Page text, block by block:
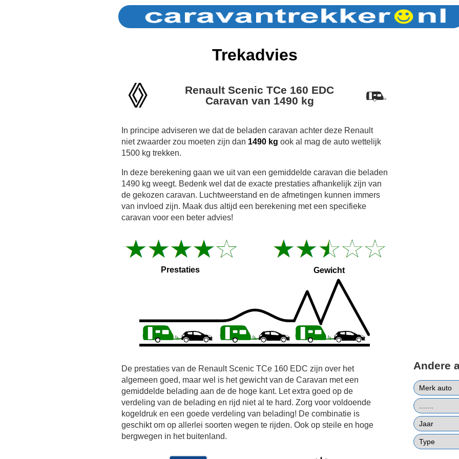
Trekadvies
Renault Scenic TCe 160 EDC
Caravan van 1490 kg
In principe adviseren we dat de beladen caravan achter deze Renault
niet zwaarder zou moeten zijn dan 1490 kg ook al mag de auto wettelijk
1500 kg trekken.
In deze berekening gaan we uit van een gemiddelde caravan die beladen
1490 kg weegt. Bedenk wel dat de exacte prestaties afhankelijk zijn van
de gekozen caravan. Luchtweerstand en de afmetingen kunnen immers
van invloed zijn. Maak dus altijd een berekening met een specifieke
caravan voor een beter advies!
Prestaties Gewicht
De prestaties van de Renault Scenic TCe 160 EDC zijn over het
algemeen goed, maar wel is het gewicht van de Caravan met een
gemiddelde belading aan de de hoge kant. Let extra goed op de
verdeling van de belading en rijd niet al te hard. Zorg voor voldoende
kogeldruk en een goede verdeling van belading! De combinatie is
geschikt om op allerlei soorten wegen te rijden. Ook op steile en hoge
bergwegen in het buitenland.
Andere